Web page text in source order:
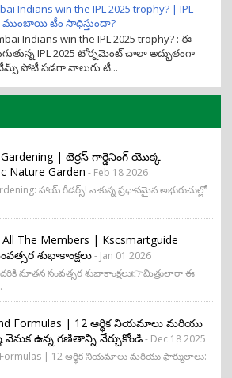
Indians win the IPL 2025 trophy? | IPL
ముంబాయి టీం సాధిస్తుందా?
Indians win the IPL 2025 trophy? : ఈ
IPL 2025 టోర్నమెంట్ చాలా అద్భుతంగా
పోటీ పడగా నాలుగు టీ...
| టెర్రస్ గార్డెనింగ్ యొక్క
Garden - Feb 18 2026
హాయ్ రీడర్స్! నాకున్న ప్రధానమైన అభురుచుల్లో
The Members | Kscsmartguide
శుభాకాంక్షలు- Jan 01 2026
నూతన సంవత్సర శుభాకాంక్షలు👉మిత్రులారా ఈ
Formulas | 12 ఆర్థిక నియమాలు మరియు
వెనుక ఉన్న గణితాన్ని నేర్చుకోండి- Dec 18 2025
Formulas | 12 ఆర్థిక నియమాలు మరియు ఫార్ములాలు: